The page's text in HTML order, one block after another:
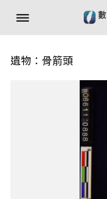
遺物：骨箭頭